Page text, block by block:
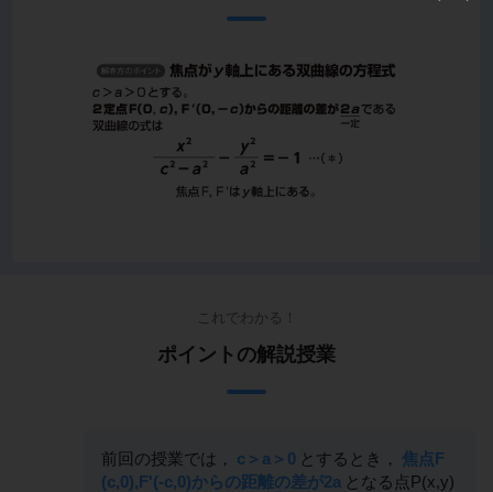
これでわかる！
ポイントの解説授業
前回の授業では， c＞a＞0 とするとき， 焦点F
(c,0),F'(-c,0)からの距離の差が2a となる点P(x,y)